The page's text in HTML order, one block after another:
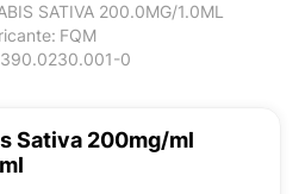
SATIVA 200.0MG/1.0ML
FQM
0
Sativa 200mg/ml